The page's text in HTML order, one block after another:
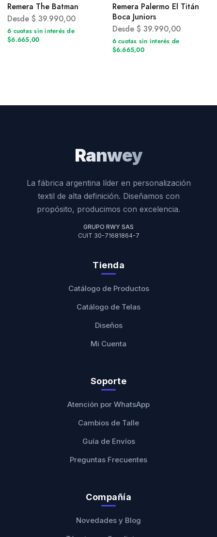
Remera The Batman
Desde $ 39.990,00
6 cuotas sin interés de
$6.665,00
Remera Palermo El Titán
Boca Juniors
Desde $ 39.990,00
6 cuotas sin interés de
$6.665,00
Ranwey
La fábrica argentina líder en personalización
textil de alta definición. Diseñamos con
propósito, producimos con excelencia.
GRUPO RWY SAS
CUIT 30-71681864-7
Tienda
Catálogo de Productos
Catálogo de Telas
Diseños
Mi Cuenta
Soporte
Atención por WhatsApp
Cambios de Talle
Guía de Envíos
Preguntas Frecuentes
Compañía
Novedades y Blog